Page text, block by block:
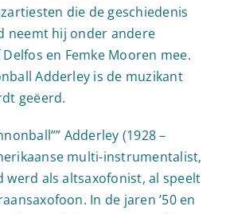
die de geschiedenis
neemt hij onder andere
en Femke Mooren mee.
Adderley is de muzikant
geëerd.
Adderley (1928 –
multi-instrumentalist,
werd als altsaxofonist, al speelt
In de jaren ’50 en